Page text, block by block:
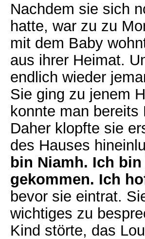
Nachdem sie sich
hatte, war zu zu
mit dem Baby
aus ihrer Heimat.
endlich wieder
Sie ging zu jenem
konnte man
Daher klopfte sie
des Hauses
bin Niamh. Ich
gekommen. Ich
bevor sie eintrat.
wichtiges zu
Kind störte, das